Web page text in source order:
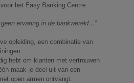
voor het Easy Banking Centre.
geen ervaring in de bankwereld…”
opleiding, een combinatie van
hebt om klanten met vertrouwen
maak je deel uit van een
open armen ontvangt.